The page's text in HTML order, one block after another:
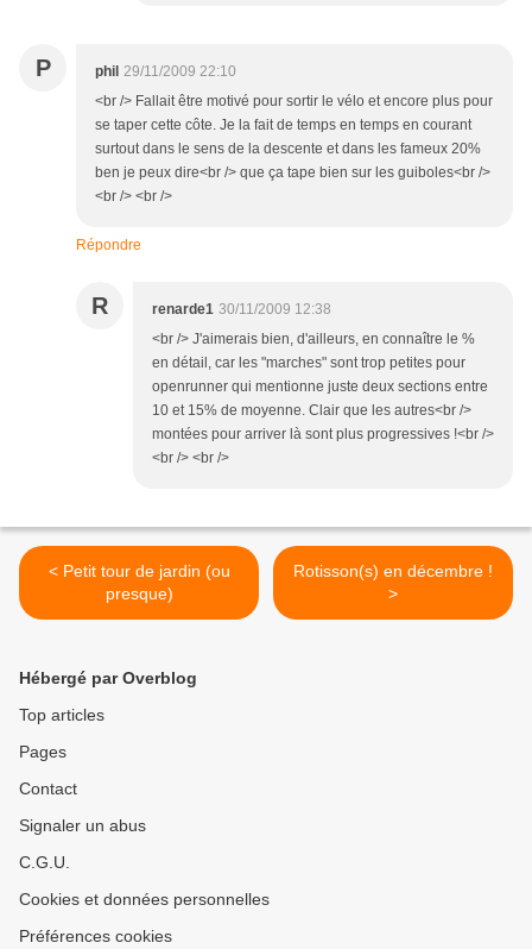
P phil 29/11/2009 22:10
<br /> Fallait être motivé pour sortir le vélo et encore plus pour
se taper cette côte. Je la fait de temps en temps en courant
surtout dans le sens de la descente et dans les fameux 20%
ben je peux dire<br /> que ça tape bien sur les guiboles<br />
<br /> <br />
Répondre
R renarde1 30/11/2009 12:38
<br /> J'aimerais bien, d'ailleurs, en connaître le %
en détail, car les "marches" sont trop petites pour
openrunner qui mentionne juste deux sections entre
10 et 15% de moyenne. Clair que les autres<br />
montées pour arriver là sont plus progressives !<br />
<br /> <br />
< Petit tour de jardin (ou
presque)
Rotisson(s) en décembre !
>
Hébergé par Overblog
Top articles
Pages
Contact
Signaler un abus
C.G.U.
Cookies et données personnelles
Préférences cookies